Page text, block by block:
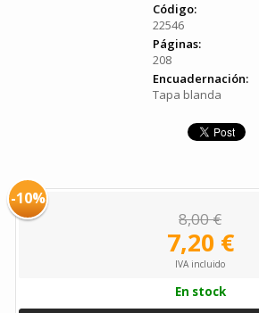
Código:
22546
Páginas:
208
Encuadernación:
Tapa blanda
-10%
8,00 €
7,20 €
IVA incluido
En stock